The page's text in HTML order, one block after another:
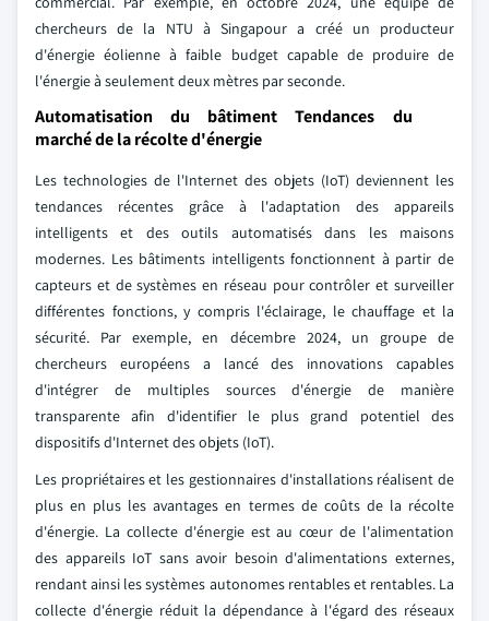
chercheurs de la NTU à Singapour a créé un producteur
d'énergie éolienne à faible budget capable de produire de
l'énergie à seulement deux mètres par seconde.
Automatisation du bâtiment Tendances du
marché de la récolte d'énergie
Les technologies de l'Internet des objets (IoT) deviennent les
tendances récentes grâce à l'adaptation des appareils
intelligents et des outils automatisés dans les maisons
modernes. Les bâtiments intelligents fonctionnent à partir de
capteurs et de systèmes en réseau pour contrôler et surveiller
différentes fonctions, y compris l'éclairage, le chauffage et la
sécurité. Par exemple, en décembre 2024, un groupe de
chercheurs européens a lancé des innovations capables
d'intégrer de multiples sources d'énergie de manière
transparente afin d'identifier le plus grand potentiel des
dispositifs d'Internet des objets (IoT).
Les propriétaires et les gestionnaires d'installations réalisent de
plus en plus les avantages en termes de coûts de la récolte
d'énergie. La collecte d'énergie est au cœur de l'alimentation
des appareils IoT sans avoir besoin d'alimentations externes,
rendant ainsi les systèmes autonomes rentables et rentables. La
collecte d'énergie réduit la dépendance à l'égard des réseaux